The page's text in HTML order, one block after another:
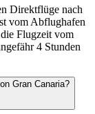
Direktflüge nach
vom Abflughafen
Flugzeit vom
4 Stunden
Gran Canaria?